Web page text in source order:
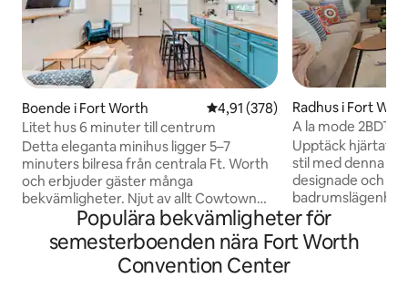
Boende i Fort Worth 4,91 av 5 i genomsnittligt
4,91 (378)
Litet hus 6 minuter till centrum
Detta eleganta minihus ligger 5–7
minuters bilresa från centrala Ft. Worth
och erbjuder gäster många
bekvämligheter. Njut av allt Cowtown
har att erbjuda med gratis parkering, en
braskamin och gratis s'more-tillbehör.
Detta mysiga hus är hundvänligt och har
en TV med wifi, en inhägnad gemensam
Radhus i Fort
A la mode
& UltraCool!
Upptäck hjärtat
stil med denna
designade och
och lätthet. ENDAST några minuters
promenad till 7th
området där fina
Populära bekvämligheter för
semesterboenden nära Fort Worth
Convention Center